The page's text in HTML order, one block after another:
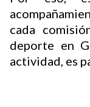
cada
deporte en
actividad, es